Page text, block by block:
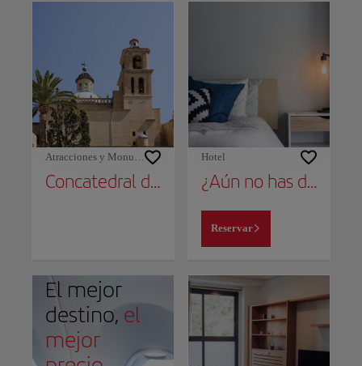
Atracciones y Monumentos
Concatedral de San Nicolás
Hotel
¿Aún no has decidido dónde alojarte?
Reservar
El mejor
destino, el
mejor